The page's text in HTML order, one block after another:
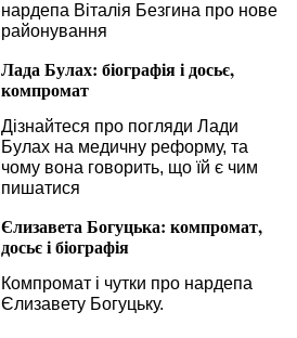
нардепа Віталія Безгина про нове
районування
Лада Булах: біографія і досьє,
компромат
Дізнайтеся про погляди Лади
Булах на медичну реформу, та
чому вона говорить, що їй є чим
пишатися
Єлизавета Богуцька: компромат,
досьє і біографія
Компромат і чутки про нардепа
Єлизавету Богуцьку.